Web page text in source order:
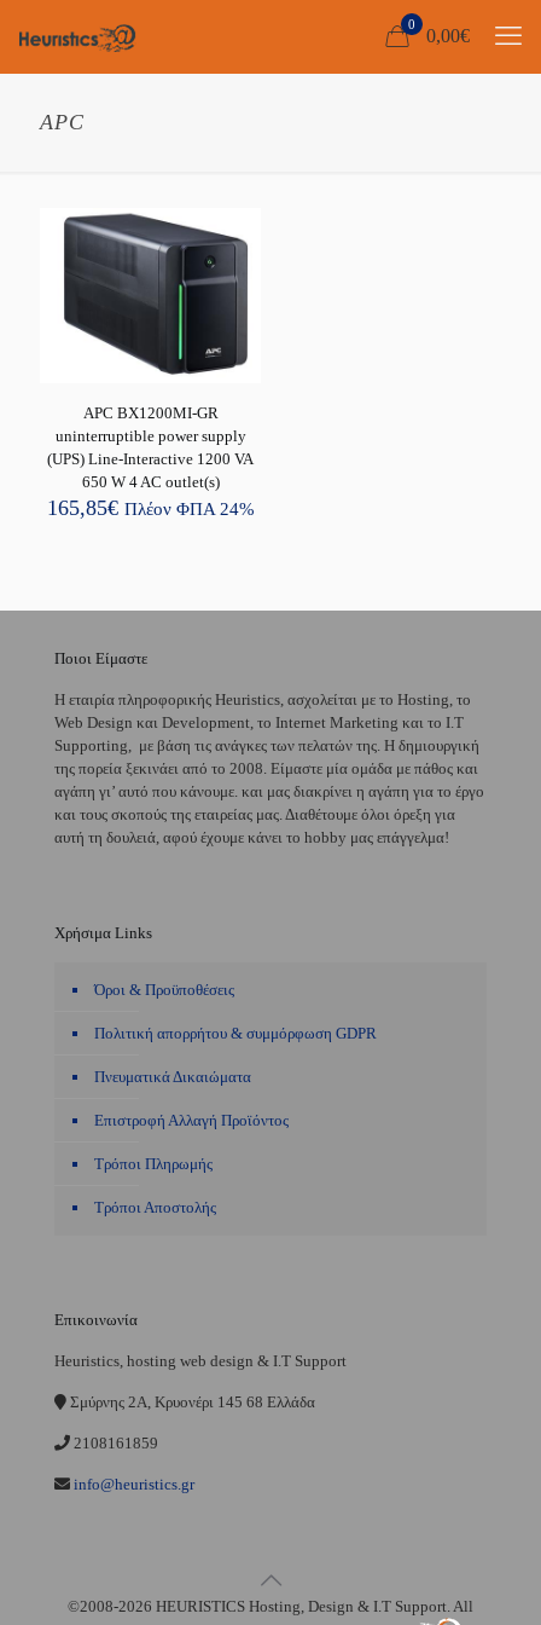
0
0,00€
APC
APC BX1200MI-GR
uninterruptible power supply
(UPS) Line-Interactive 1200 VA
650 W 4 AC outlet(s)
165,85€ Πλέον ΦΠΑ 24%
Ποιοι Είμαστε
H εταιρία πληροφορικής Heuristics, ασχολείται με το Hosting, το
Web Design και Development, το Internet Marketing και το I.T
Supporting, με βάση τις ανάγκες των πελατών της. Η δημιουργική
της πορεία ξεκινάει από το 2008. Είμαστε μία ομάδα με πάθος και
αγάπη γι’ αυτό που κάνουμε. και μας διακρίνει η αγάπη για το έργο
και τους σκοπούς της εταιρείας μας. Διαθέτουμε όλοι όρεξη για
αυτή τη δουλειά, αφού έχουμε κάνει το hobby μας επάγγελμα!
Χρήσιμα Links
Όροι & Προϋποθέσεις
Πολιτική απορρήτου & συμμόρφωση GDPR
Πνευματικά Δικαιώματα
Επιστροφή Αλλαγή Προϊόντος
Τρόποι Πληρωμής
Τρόποι Αποστολής
Επικοινωνία
Heuristics, hosting web design & I.T Support
Σμύρνης 2A, Κρυονέρι 145 68 Ελλάδα
2108161859
info@heuristics.gr
©2008-2026 HEURISTICS Hosting, Design & I.T Support. All